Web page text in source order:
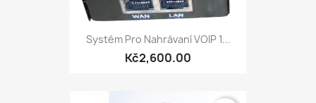
Systém Pro Nahrávaní VOIP 1...
Kč2,600.00